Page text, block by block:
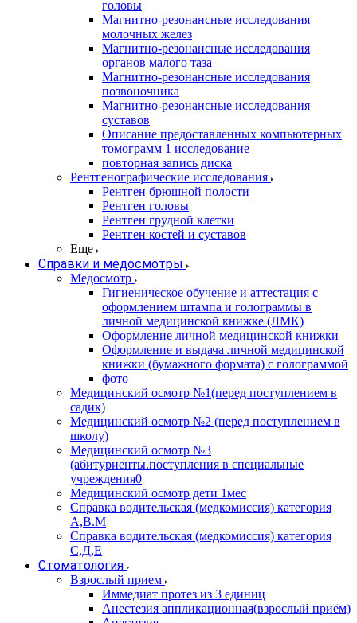
головы
Магнитно-резонансные исследования
молочных желез
Магнитно-резонансные исследования
органов малого таза
Магнитно-резонансные исследования
позвоночника
Магнитно-резонансные исследования
суставов
Описание предоставленных компьютерных
томограмм 1 исследование
повторная запись диска
Рентгенографические исследования
Рентген брюшной полости
Рентген головы
Рентген грудной клетки
Рентген костей и суставов
Еще
Справки и медосмотры
Медосмотр
Гигиеническое обучение и аттестация с
оформлением штампа и голограммы в
личной медицинской книжке (ЛМК)
Оформление личной медицинской книжки
Оформление и выдача личной медицинской
книжки (бумажного формата) с голограммой
фото
Медицинский осмотр №1(перед поступлением в
садик)
Медицинский осмотр №2 (перед поступлением в
школу)
Медицинский осмотр №3
(абитуриенты.поступления в специальные
учреждения0
Медицинский осмотр дети 1мес
Справка водительская (медкомиссия) категория
А,В.М
Справка водительская (медкомиссия) категория
С,Д,Е
Стоматология
Взрослый прием
Иммедиат протез из 3 единиц
Анестезия аппликационная(взрослый приём)